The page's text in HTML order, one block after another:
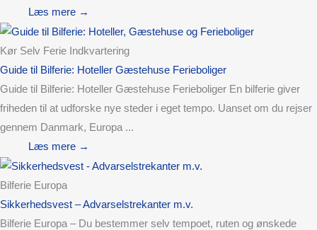
Læs mere →
Kør Selv Ferie Indkvartering
Guide til Bilferie: Hoteller Gæstehuse Ferieboliger
Guide til Bilferie: Hoteller Gæstehuse Ferieboliger En bilferie giver
friheden til at udforske nye steder i eget tempo. Uanset om du rejser
gennem Danmark, Europa ...
Læs mere →
Bilferie Europa
Sikkerhedsvest – Advarselstrekanter m.v.
Bilferie Europa – Du bestemmer selv tempoet, ruten og ønskede